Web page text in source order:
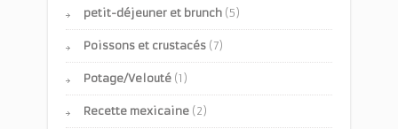
petit-déjeuner et brunch (5)
Poissons et crustacés (7)
Potage/Velouté (1)
Recette mexicaine (2)